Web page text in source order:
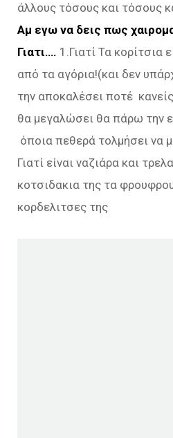
άλλους τόσους και τόσους
Αμ εγω να δεις πως
Γιατι…. 1.Γιατί Τα κορίτσια
από τα αγόρια!(και δεν
την αποκαλέσει ποτέ
θα μεγαλώσει θα πάρω την
όποια πεθερά τολμήσει να
Γιατί είναι ναζιάρα και
κοτσιδακια της τα
κορδελιτσες της